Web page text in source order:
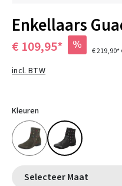
Enkellaars
€ 109,95* % € 219,90*
incl. BTW
Kleuren
Selecteer Maat